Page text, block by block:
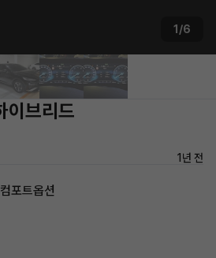
1/6
브리드
1년 전
포트옵션